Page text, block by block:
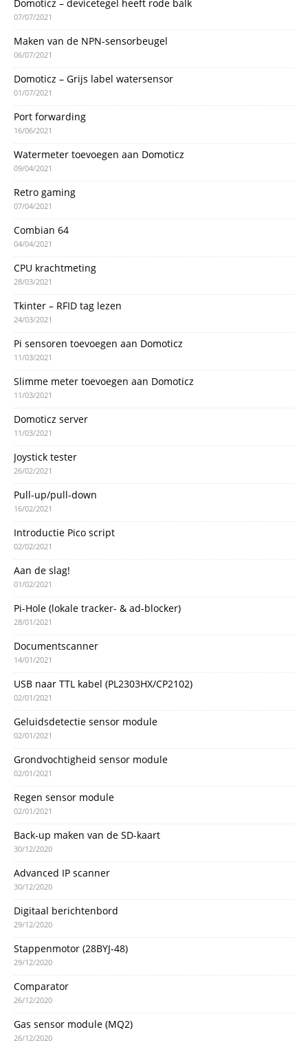
Domoticz – devicetegel heeft rode balk
07/07/2021
Maken van de NPN-sensorbeugel
06/07/2021
Domoticz – Grijs label watersensor
01/07/2021
Port forwarding
16/06/2021
Watermeter toevoegen aan Domoticz
09/04/2021
Retro gaming
07/04/2021
Combian 64
04/04/2021
CPU krachtmeting
28/03/2021
Tkinter – RFID tag lezen
24/03/2021
Pi sensoren toevoegen aan Domoticz
11/03/2021
Slimme meter toevoegen aan Domoticz
11/03/2021
Domoticz server
11/03/2021
Joystick tester
26/02/2021
Pull-up/pull-down
16/02/2021
Introductie Pico script
02/02/2021
Aan de slag!
01/02/2021
Pi-Hole (lokale tracker- & ad-blocker)
28/01/2021
Documentscanner
14/01/2021
USB naar TTL kabel (PL2303HX/CP2102)
02/01/2021
Geluidsdetectie sensor module
02/01/2021
Grondvochtigheid sensor module
02/01/2021
Regen sensor module
02/01/2021
Back-up maken van de SD-kaart
30/12/2020
Advanced IP scanner
30/12/2020
Digitaal berichtenbord
29/12/2020
Stappenmotor (28BYJ-48)
29/12/2020
Comparator
26/12/2020
Gas sensor module (MQ2)
26/12/2020